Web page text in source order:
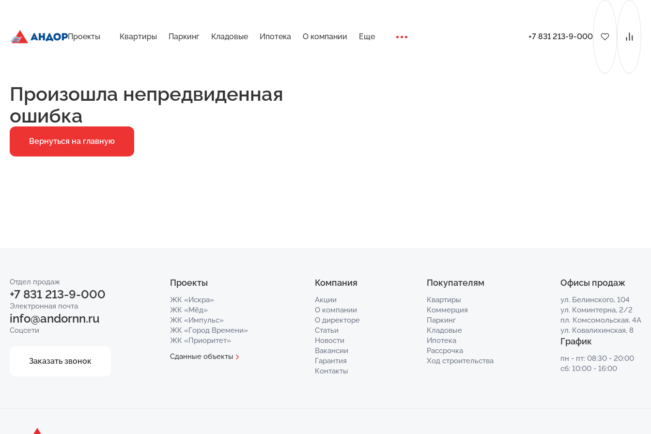
Проекты Квартиры Паркинг Кладовые Ипотека О компании Еще +7 831 213-9-000
Произошла непредвиденная
ошибка
Вернуться на главную
Отдел продаж
+7 831 213-9-000
Электронная почта
info@andornn.ru
Соцсети
Заказать звонок
Проекты
ЖК «Искра»
ЖК «Мёд»
ЖК «Импульс»
ЖК «Город Времени»
ЖК «Приоритет»
Сданные объекты
Компания
Акции
О компании
О директоре
Статьи
Новости
Вакансии
Гарантия
Контакты
Покупателям
Квартиры
Коммерция
Паркинг
Кладовые
Ипотека
Рассрочка
Ход строительства
Офисы продаж
ул. Белинского, 104
ул. Коминтерна, 2/2
пл. Комсомольская, 4А
ул. Ковалихинская, 8
График
пн - пт: 08:30 - 20:00
сб: 10:00 - 16:00